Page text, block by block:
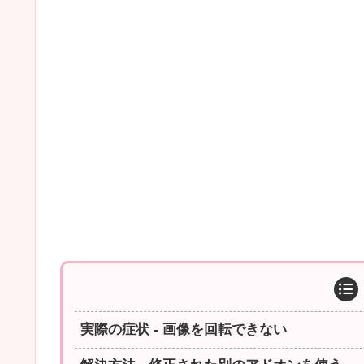
実際の症状 - 画像を回転できない